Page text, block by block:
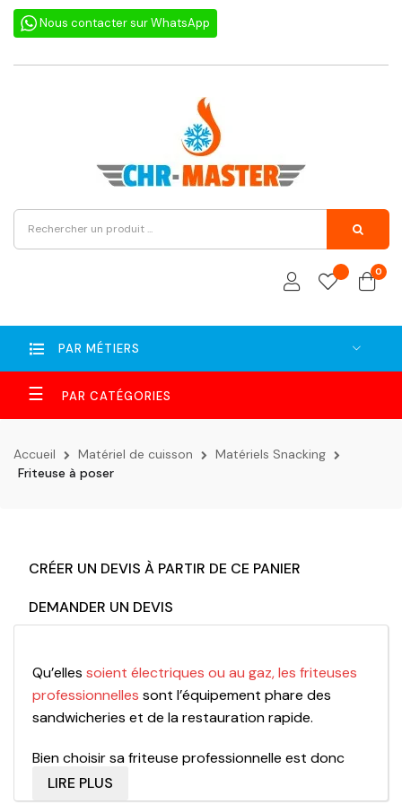
Nous contacter sur WhatsApp
0
PAR MÉTIERS
Basculer
la
navigation
☰
Accueil Matériel de cuisson
Matériels Snacking
Friteuse à poser
CRÉER UN DEVIS À PARTIR DE CE PANIER
DEMANDER UN DEVIS
Qu’elles soient électriques ou au gaz, les friteuses
professionnelles sont l’équipement phare des
sandwicheries et de la restauration rapide.
Bien choisir sa friteuse professionnelle est donc
primordial pour la réussite du fonctionnement de
LIRE PLUS